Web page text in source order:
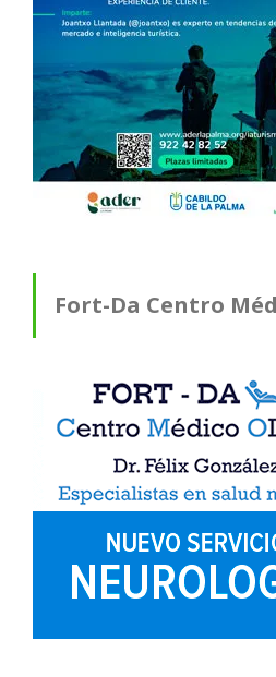
Fort-Da Centro